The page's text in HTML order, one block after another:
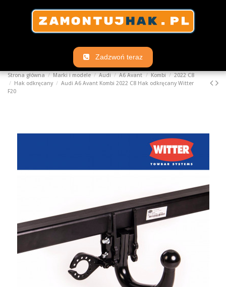
Zadzwoń teraz
Strona główna Marki i modele Audi A6 Avant Kombi
2022 C8
Hak odkręcany
Audi A6 Avant Kombi 2022 C8 Hak odkręcany Witter
F20